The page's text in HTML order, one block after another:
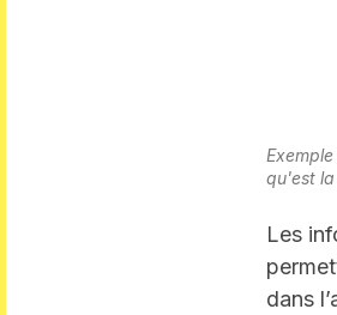
qu'est
Les
dans